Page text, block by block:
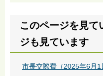
このページを見て
ジも見ています
市長交際費（2025年6月1